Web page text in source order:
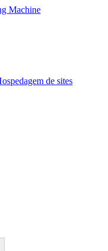
de sites